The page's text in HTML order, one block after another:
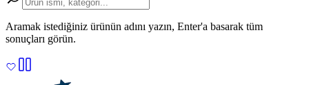
Aramak istediğiniz ürünün adını yazın, Enter'a basarak tüm
sonuçları görün.